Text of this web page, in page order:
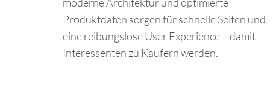
Produktdaten sorgen für schnelle Seiten und
eine reibungslose User Experience – damit
Interessenten zu Käufern werden.